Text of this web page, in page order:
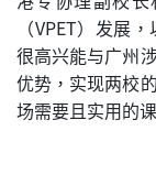
（VPET）发展
很高兴能与广州
优势，实现两校
场需要且实用的